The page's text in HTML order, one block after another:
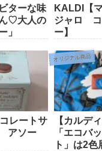
ターな味
♡大人の
」
KALDI【
ジャロ コ
ー】
レートサ
アソー
オリジナル商品
【カルデ
「エコバ
ト」は2色